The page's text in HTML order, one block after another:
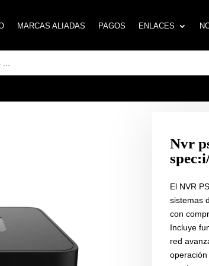
MARCAS ALIADAS PAGOS ENLACES
MARCAS ALIADAS PAGOS ENLACES
Nvr
El NVR
sistemas
con
Incluye
red